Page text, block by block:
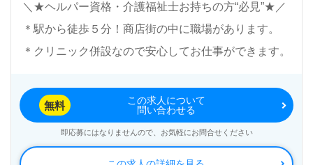
＼★ヘルパー資格・介護福祉士お持ちの方“必見”★／
＊駅から徒歩５分！商店街の中に職場があります。
＊クリニック併設なので安心してお仕事ができます。
無料
この求人について
問い合わせる
即応募にはなりませんので、お気軽にお問合せください